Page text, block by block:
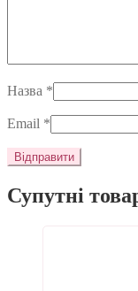
Назва *
Email *
Супутні